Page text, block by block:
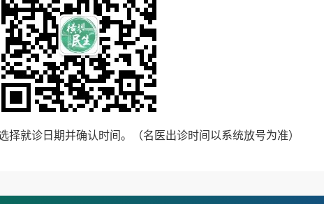
诊日期并确认时间。（名医出诊时间以系统放号为准）